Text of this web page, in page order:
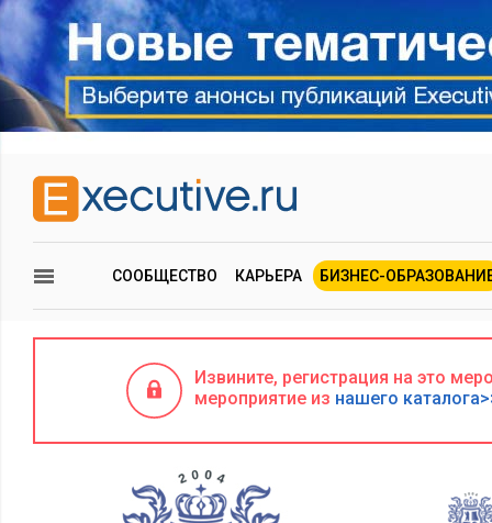
СООБЩЕСТВО КАРЬЕРА БИЗНЕС-
Извините, регистрация на это
мероприятие из нашего